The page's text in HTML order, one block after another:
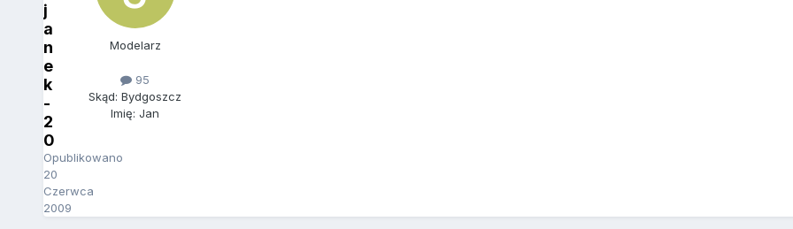
j
a
n
e
k
-
2
0
Opublikowano
20
Czerwca
2009
Modelarz
95
Skąd: Bydgoszcz
Imię: Jan